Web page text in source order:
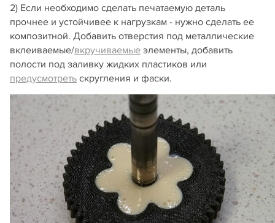
2) Если необходимо сделать печатаемую деталь
прочнее и устойчивее к нагрузкам - нужно сделать ее
композитной. Добавить отверстия под металлические
вклеиваемые/вкручиваемые элементы, добавить
полости под заливку жидких пластиков или
предусмотреть скругления и фаски.